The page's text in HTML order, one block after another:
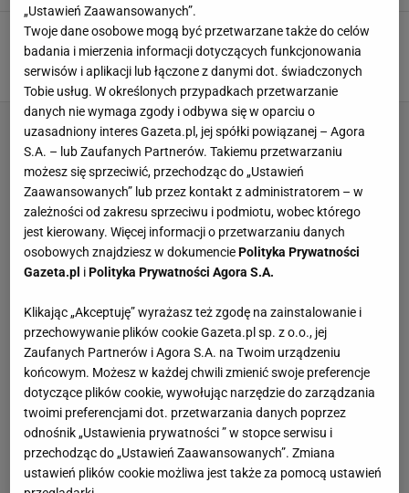
Jak się zmotywować do ćwiczeń i wytrwać?
Podpowiada Sylwia Szostak!
FITNESS INSTAGRAM SYLWIA SZOSTAK TRENING URODA
„Ustawień Zaawansowanych”.
Twoje dane osobowe mogą być przetwarzane także do celów
badania i mierzenia informacji dotyczących funkcjonowania
serwisów i aplikacji lub łączone z danymi dot. świadczonych
Tobie usług. W określonych przypadkach przetwarzanie
danych nie wymaga zgody i odbywa się w oparciu o
uzasadniony interes Gazeta.pl, jej spółki powiązanej – Agora
S.A. – lub Zaufanych Partnerów. Takiemu przetwarzaniu
możesz się sprzeciwić, przechodząc do „Ustawień
Zaawansowanych” lub przez kontakt z administratorem – w
zależności od zakresu sprzeciwu i podmiotu, wobec którego
jest kierowany. Więcej informacji o przetwarzaniu danych
osobowych znajdziesz w dokumenciePolityka Prywatności
Gazeta.pl iPolityka Prywatności Agora S.A.
Klikając „Akceptuję” wyrażasz też zgodę na zainstalowanie i
przechowywanie plików cookie Gazeta.pl sp. z o.o., jej
Zaufanych Partnerów i Agora S.A. na Twoim urządzeniu
końcowym. Możesz w każdej chwili zmienić swoje preferencje
dotyczące plików cookie, wywołując narzędzie do zarządzania
twoimi preferencjami dot. przetwarzania danych poprzez
odnośnik „Ustawienia prywatności ” w stopce serwisu i
przechodząc do „Ustawień Zaawansowanych”. Zmiana
ustawień plików cookie możliwa jest także za pomocą ustawień